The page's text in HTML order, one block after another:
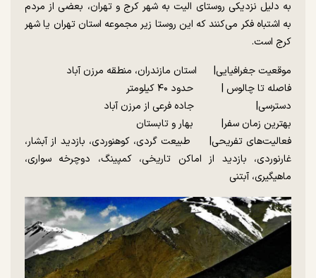
به دلیل نزدیکی روستای الیت به شهر کرج و تهران، بعضی از مردم
به اشتباه فکر می‌کنند که این روستا زیر مجموعه استان تهران یا شهر
کرج است.
موقعیت جغرافیایی| استان مازندران، منطقه مرزن آباد
فاصله تا چالوس | حدود ۴۰ کیلومتر
دسترسی| جاده فرعی از مرزن آباد
بهترین زمان سفر| بهار و تابستان
فعالیت‌های تفریحی| طبیعت گردی، کوهنوردی، بازدید از آبشار،
غارنوردی، بازدید از اماکن تاریخی، کمپینگ، دوچرخه سواری،
ماهیگیری، آبتنی